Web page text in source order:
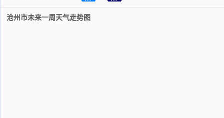
沧州市未来一周天气走势图